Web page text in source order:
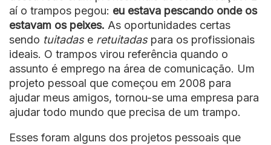
aí o trampos pegou: eu estava pescando onde os
estavam os peixes. As oportunidades certas
sendo tuitadase retuitadaspara os profissionais
ideais. O trampos virou referência quando o
assunto é emprego na área de comunicação. Um
projeto pessoal que começou em 2008 para
ajudar meus amigos, tornou-se uma empresa para
ajudar todo mundo que precisa de um trampo.
Esses foram alguns dos projetos pessoais que